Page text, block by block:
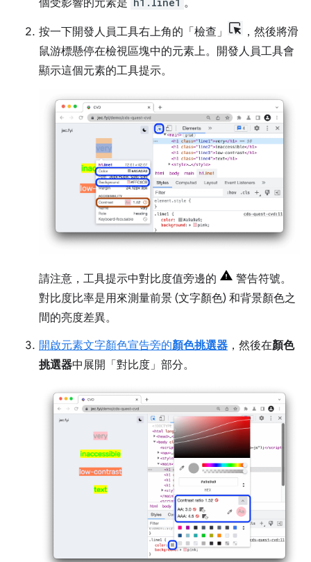
按一下開發人員工具右上角的「檢查」
，然後將滑
鼠游標懸停在檢視區塊中的元素上。開發人員工具會
顯示這個元素的工具提示。
請注意，工具提示中對比度值旁邊的
警告符號。
對比度比率是用來測量前景 (文字顏色) 和背景顏色之
間的亮度差異。
開啟元素文字顏色宣告旁的顏色挑選器 ，然後在顏色
挑選器中展開「對比度」 部分。